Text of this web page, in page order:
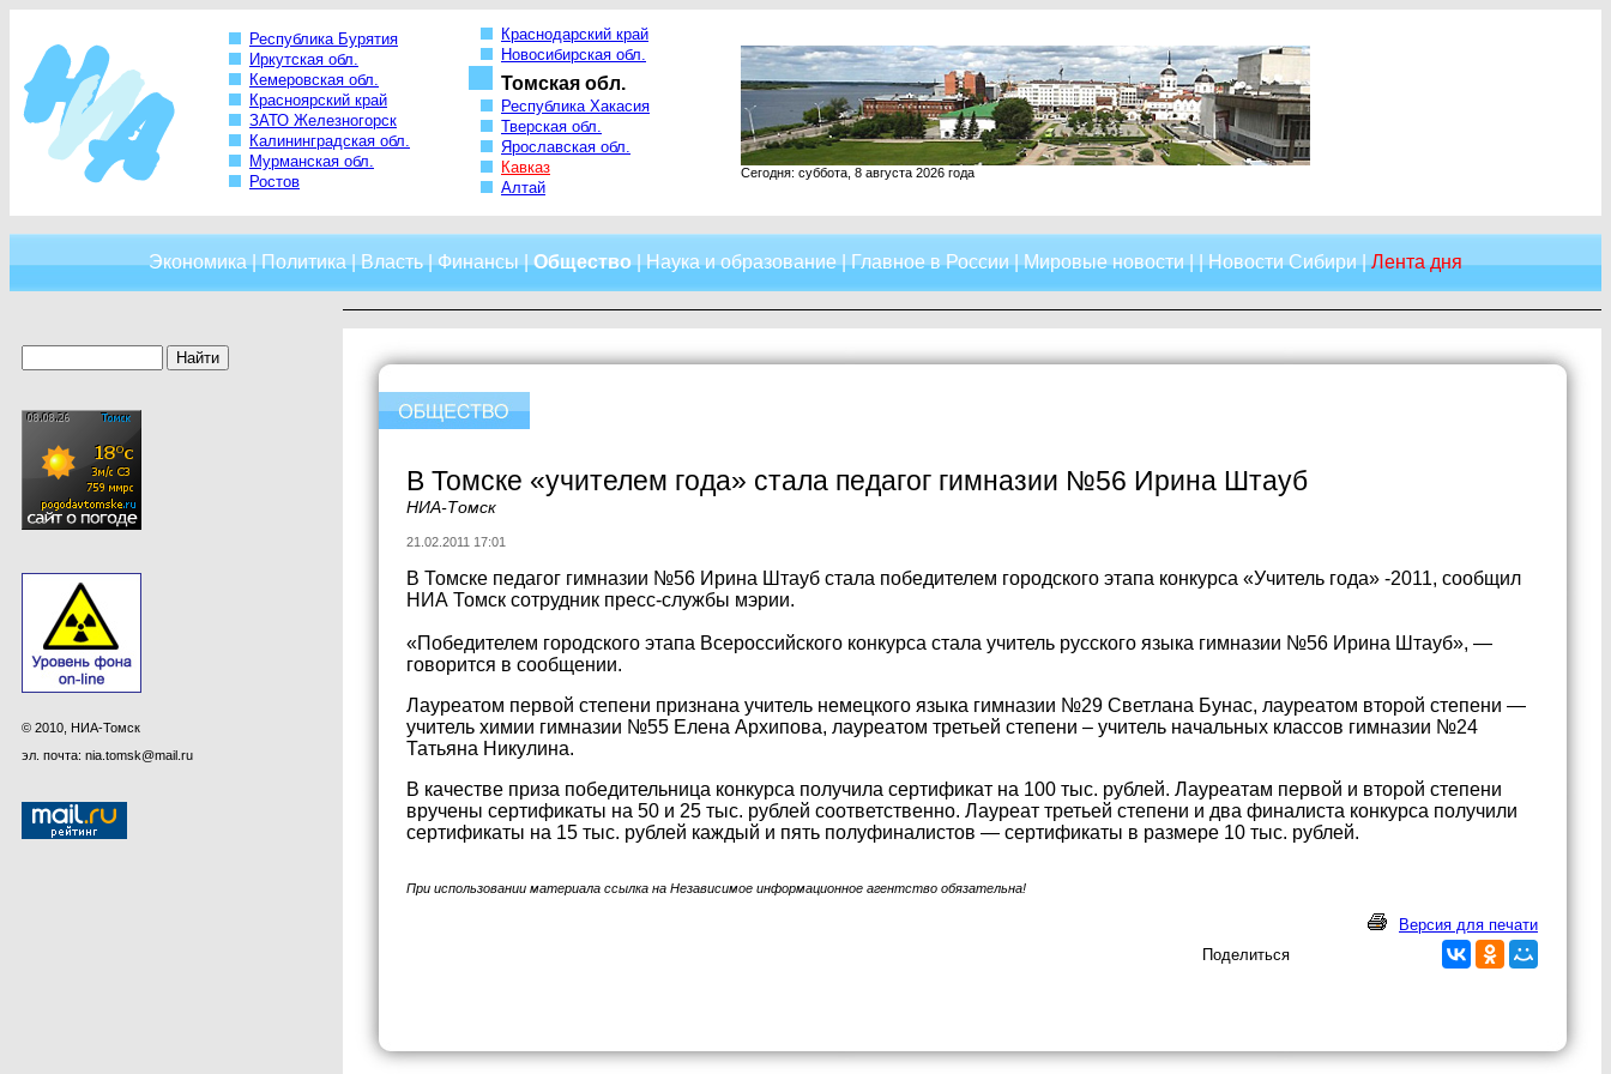
Республика Бурятия
Иркутская обл.
Кемеровская обл.
Красноярский край
ЗАТО Железногорск
Калининградская обл.
Мурманская обл.
Ростов
Краснодарский край
Новосибирская обл.
Томская обл.
Республика Хакасия
Тверская обл.
Ярославская обл.
Кавказ
Алтай
Сегодня: суббота, 8 августа 2026 года
Экономика|Политика|Власть|Финансы|Общество|Наука и образование|Главное в России|Мировые новости| |Новости Сибири|Лента дня
© 2010, НИА-Томск
эл. почта: nia.tomsk@mail.ru
В Томске «учителем года» стала педагог гимназии №56 Ирина Штауб
НИА-Томск
21.02.2011 17:01
В Томске педагог гимназии №56 Ирина Штауб стала победителем городского этапа конкурса «Учитель года» -2011, сообщил
НИА Томск сотрудник пресс-службы мэрии.
«Победителем городского этапа Всероссийского конкурса стала учитель русского языка гимназии №56 Ирина Штауб», —
говорится в сообщении.
Лауреатом первой степени признана учитель немецкого языка гимназии №29 Светлана Бунас, лауреатом второй степени —
учитель химии гимназии №55 Елена Архипова, лауреатом третьей степени – учитель начальных классов гимназии №24
Татьяна Никулина.
В качестве приза победительница конкурса получила сертификат на 100 тыс. рублей. Лауреатам первой и второй степени
вручены сертификаты на 50 и 25 тыс. рублей соответственно. Лауреат третьей степени и два финалиста конкурса получили
сертификаты на 15 тыс. рублей каждый и пять полуфиналистов — сертификаты в размере 10 тыс. рублей.
При использовании материала ссылка на Независимое информационное агентство обязательна!
Версия для печати
Поделиться